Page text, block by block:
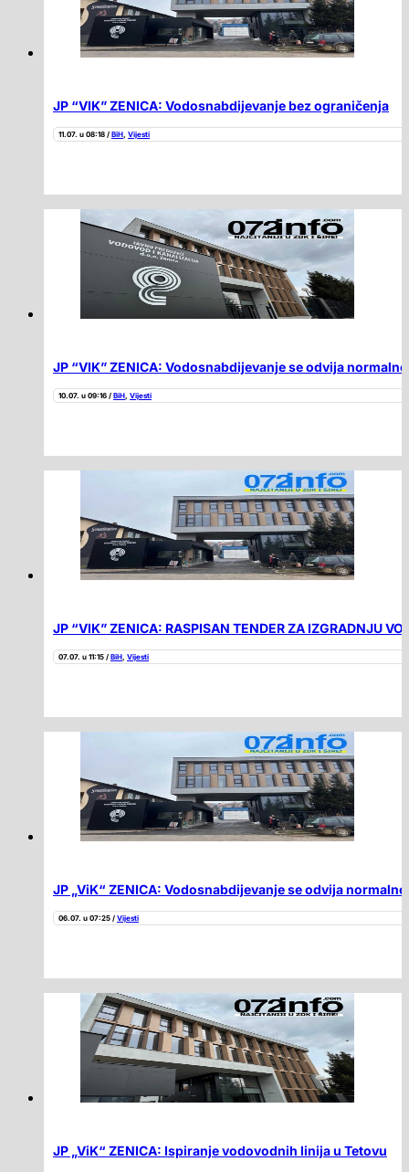
JP “VIK” ZENICA: Vodosnabdijevanje bez ograničenja
11.07. u 08:18 / BiH, Vijesti
JP “VIK” ZENICA: Vodosnabdijevanje se odvija
10.07. u 09:16 / BiH, Vijesti
JP “VIK” ZENICA: RASPISAN TENDER ZA IZGRADNJU
07.07. u 11:15 / BiH, Vijesti
JP „ViK“ ZENICA: Vodosnabdijevanje se odvija
06.07. u 07:25 / Vijesti
JP „ViK“ ZENICA: Ispiranje vodovodnih linija u Tetovu